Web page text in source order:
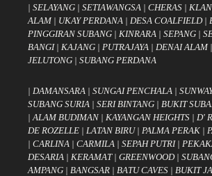
| SELAYANG | SETIAWANGSA | CHERAS |
ALAM| UKAY PERDANA | DESA COALFIELD|
PINGGIRAN SUBANG | KINRARA | SEPANG |
BANGI| KAJANG | PUTRAJAYA | DENAI ALAM|
JELUTONG | SUBANG PERDANA
| DAMANSARA | SUNGAI PENCHALA |
SUBANG SURIA | SERI BINTANG | BUKIT
| ALAM BUDIMAN | KAYANGAN HEIGHTS | D'
DE ROZELLE | LATAN BIRU| PALMA PERAK |
| CARLINA | CARMILA | SEPAH PUTRI|
DESARIA | KERAMAT| GREENWOOD|
AMPANG | BANGSAR | BATU CAVES | BUKIT